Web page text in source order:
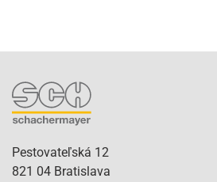
Pestovateľská 12
821 04 Bratislava